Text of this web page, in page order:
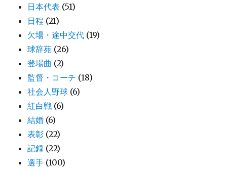
日本代表 (51)
日程 (21)
欠場・途中交代 (19)
球辞苑 (26)
登場曲 (2)
監督・コーチ (18)
社会人野球 (6)
紅白戦 (6)
結婚 (6)
表彰 (22)
記録 (22)
選手 (100)